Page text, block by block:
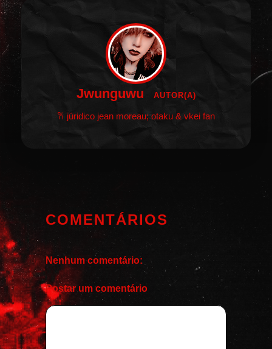
Jwunguwu AUTOR(A)
𐙚 júridico jean moreau; otaku & vkei fan
COMENTÁRIOS
Nenhum comentário:
Postar um comentário